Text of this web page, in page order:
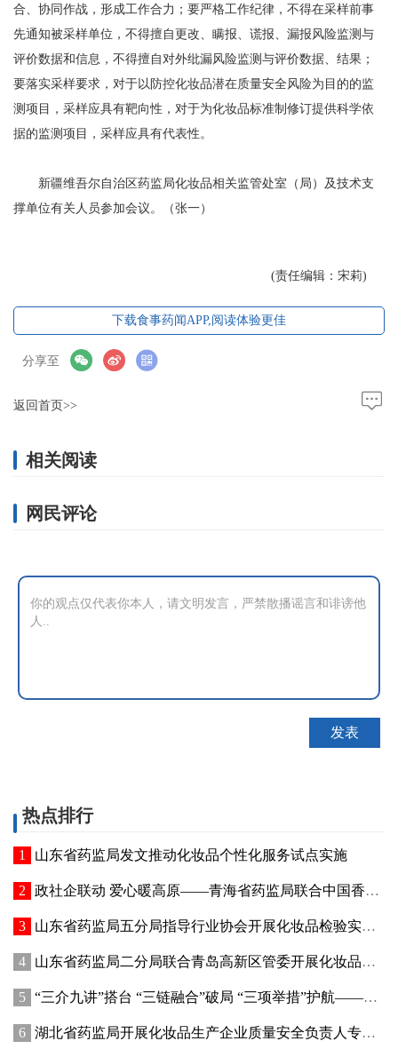
合、协同作战，形成工作合力；要严格工作纪律，不得在采样前事
先通知被采样单位，不得擅自更改、瞒报、谎报、漏报风险监测与
评价数据和信息，不得擅自对外纰漏风险监测与评价数据、结果；
要落实采样要求，对于以防控化妆品潜在质量安全风险为目的的监
测项目，采样应具有靶向性，对于为化妆品标准制修订提供科学依
据的监测项目，采样应具有代表性。
新疆维吾尔自治区药监局化妆品相关监管处室（局）及技术支
撑单位有关人员参加会议。（张一）
(责任编辑：宋莉)
下载食事药闻APP,阅读体验更佳
分享至
返回首页>>
相关阅读
网民评论
热点排行
山东省药监局发文推动化妆品个性化服务试点实施
政社企联动 爱心暖高原——青海省药监局联合中国香料香精化妆品工业协会开展公益捐赠活动
山东省药监局五分局指导行业协会开展化妆品检验实操专项培训
山东省药监局二分局联合青岛高新区管委开展化妆品新原料注册备案赋能专题交流活动
“三介九讲”搭台 “三链融合”破局 “三项举措”护航——青海高原特色化妆品原料产业迈出实质性步伐
湖北省药监局开展化妆品生产企业质量安全负责人专题培训暨现场观摩活动